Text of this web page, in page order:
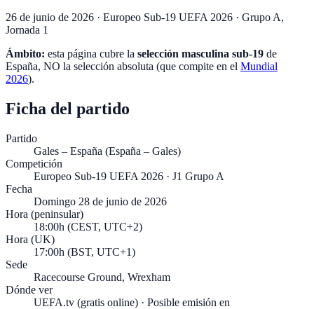
26 de junio de 2026 · Europeo Sub-19 UEFA 2026 · Grupo A,
Jornada 1
Ámbito: esta página cubre la selección masculina sub-19 de
España, NO la selección absoluta (que compite en el Mundial
2026).
Ficha del partido
Partido
Gales – España (España – Gales)
Competición
Europeo Sub-19 UEFA 2026 · J1 Grupo A
Fecha
Domingo 28 de junio de 2026
Hora (peninsular)
18:00h (CEST, UTC+2)
Hora (UK)
17:00h (BST, UTC+1)
Sede
Racecourse Ground, Wrexham
Dónde ver
UEFA.tv (gratis online) · Posible emisión en